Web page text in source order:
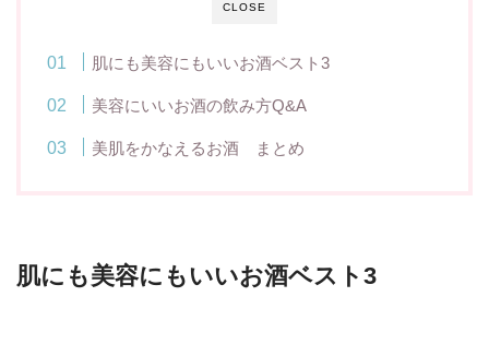
CLOSE
肌にも美容にもいいお酒ベスト3
美容にいいお酒の飲み方Q&A
美肌をかなえるお酒 まとめ
肌にも美容にもいいお酒ベスト3